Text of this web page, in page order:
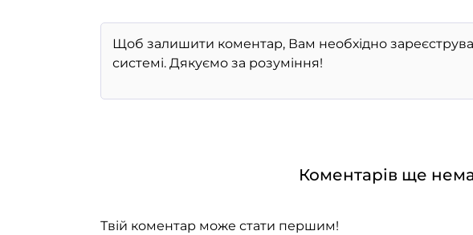
Коментарів ще
Твій коментар може стати першим!